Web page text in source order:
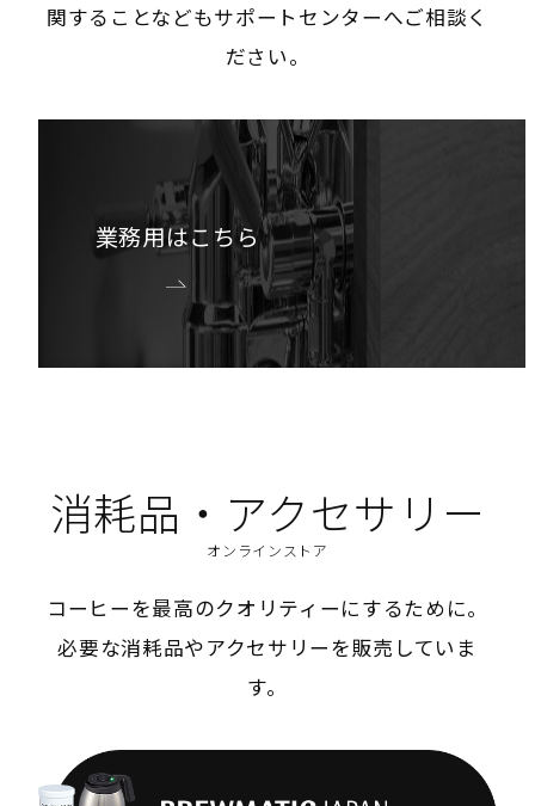
関することなどもサポートセンターへご相談く
ださい。
業務用はこちら
消耗品・アクセサリー
オンラインストア
コーヒーを最高のクオリティーにするために。
必要な消耗品やアクセサリーを販売していま
す。